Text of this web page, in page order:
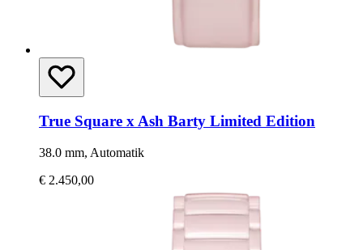
True Square x Ash Barty Limited Edition
38.0 mm, Automatik
€ 2.450,00